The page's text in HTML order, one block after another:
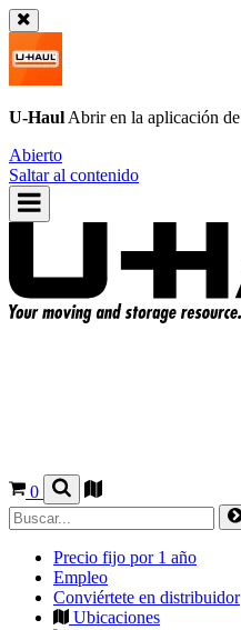
U-Haul Abrir en la aplicación de
Abierto
Saltar al contenido
0
Precio fijo por 1 año
Empleo
Conviértete en distribuidor
Ubicaciones